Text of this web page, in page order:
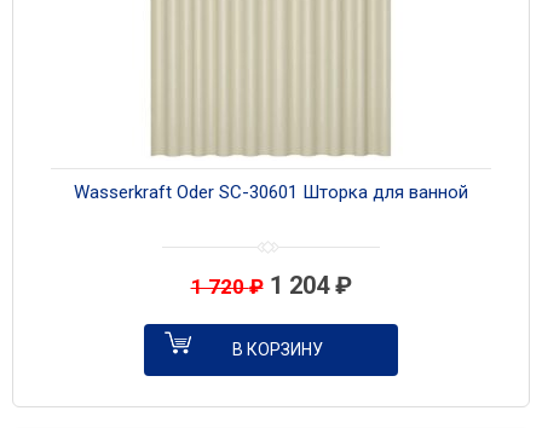
Wasserkraft Oder SC-30601 Шторка для ванной
1 720₽ 1 204₽
В КОРЗИНУ